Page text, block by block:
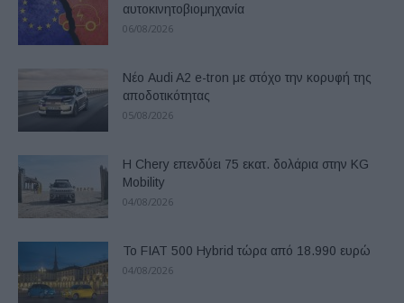
αυτοκινητοβιομηχανία
06/08/2026
Νέο Audi A2 e-tron με στόχο την κορυφή της
αποδοτικότητας
05/08/2026
Η Chery επενδύει 75 εκατ. δολάρια στην KG
Mobility
04/08/2026
Το FIAT 500 Hybrid τώρα από 18.990 ευρώ
04/08/2026